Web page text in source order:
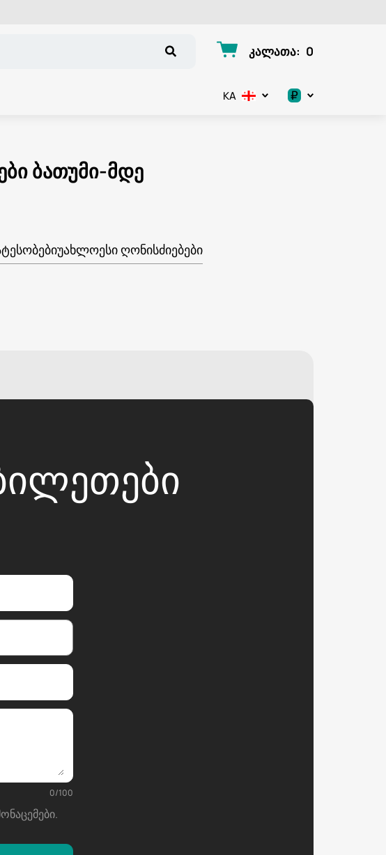
კალათა: 0
KA ₽
ბათუმი-მდე
ᲣᲐᲮᲚᲝᲔᲡᲘ ᲦᲝᲜᲘᲡᲫᲘᲔᲑᲔᲑᲘ
ᲑᲘᲚᲔᲗᲔᲑᲘ
0/100
.